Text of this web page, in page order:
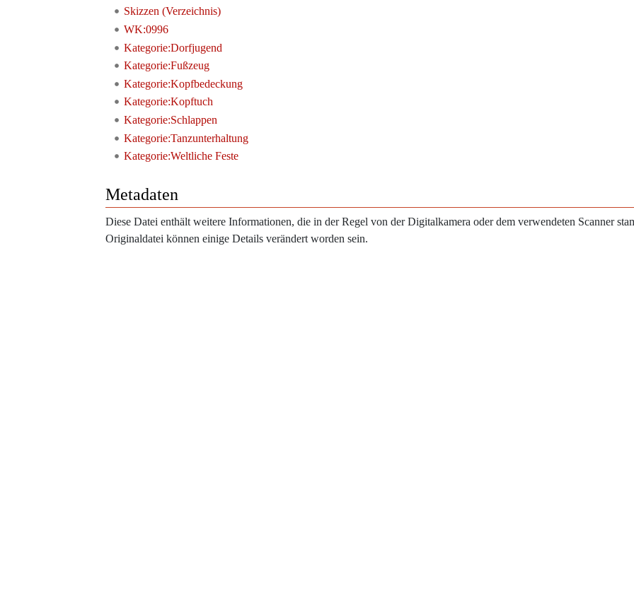
Skizzen (Verzeichnis)
WK:0996
Kategorie:Dorfjugend
Kategorie:Fußzeug
Kategorie:Kopfbedeckung
Kategorie:Kopftuch
Kategorie:Schlappen
Kategorie:Tanzunterhaltung
Kategorie:Weltliche Feste
Metadaten
Diese Datei enthält weitere Informationen, die in der Regel von der Digitalkamera oder dem verwendeten Scanner
Originaldatei können einige Details verändert worden sein.